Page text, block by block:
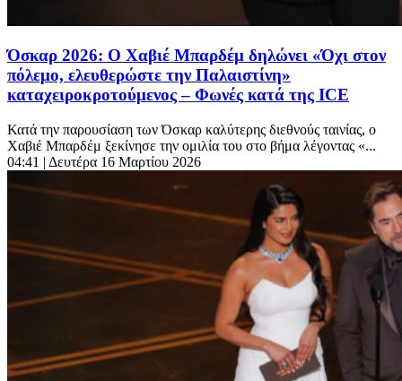
Όσκαρ 2026: Ο Χαβιέ Μπαρδέμ δηλώνει «Όχι στον
πόλεμο, ελευθερώστε την Παλαιστίνη»
καταχειροκροτούμενος – Φωνές κατά της ICE
Κατά την παρουσίαση των Όσκαρ καλύτερης διεθνούς ταινίας, ο
Χαβιέ Μπαρδέμ ξεκίνησε την ομιλία του στο βήμα λέγοντας «...
04:41 | Δευτέρα 16 Μαρτίου 2026